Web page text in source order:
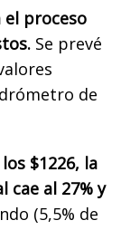
el proceso
Se prevé
de
$1226, la
cae al 27% y
(5,5% de